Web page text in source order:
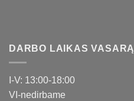
DARBO LAIKAS VASARĄ
I-V: 13:00-18:00
VI-nedirbame